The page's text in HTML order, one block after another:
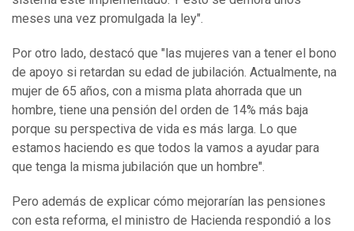
meses una vez promulgada la ley".
Por otro lado, destacó que "las mujeres van a tener el bono
de apoyo si retardan su edad de jubilación. Actualmente, na
mujer de 65 años, con a misma plata ahorrada que un
hombre, tiene una pensión del orden de 14% más baja
porque su perspectiva de vida es más larga. Lo que
estamos haciendo es que todos la vamos a ayudar para
que tenga la misma jubilación que un hombre".
Pero además de explicar cómo mejorarían las pensiones
con esta reforma, el ministro de Hacienda respondió a los